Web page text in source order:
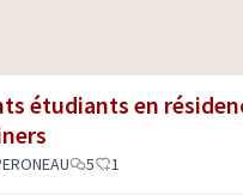
étudiants en
5 1